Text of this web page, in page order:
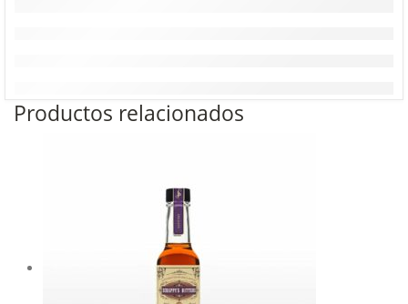
Productos relacionados